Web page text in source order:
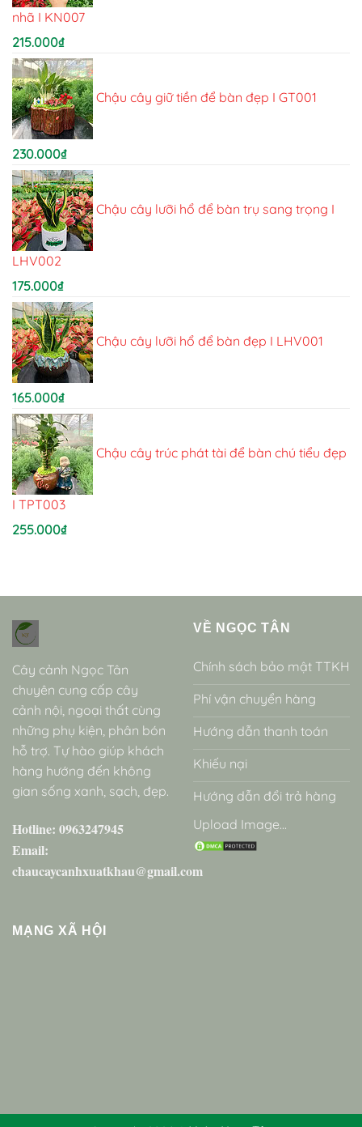
nhã I KN007
215.000₫
Chậu cây giữ tiền để bàn đẹp I GT001
230.000₫
Chậu cây lưỡi hổ để bàn trụ sang trọng I
LHV002
175.000₫
Chậu cây lưỡi hổ để bàn đẹp I LHV001
165.000₫
Chậu cây trúc phát tài để bàn chú tiểu đẹp
I TPT003
255.000₫
Cây cảnh Ngọc Tân
chuyên cung cấp cây
cảnh nội, ngoại thất cùng
những phụ kiện, phân bón
hỗ trợ. Tự hào giúp khách
hàng hướng đến không
gian sống xanh, sạch, đẹp.
Hotline: 0963247945
Email:
chaucaycanhxuatkhau@gmail.com
VỀ NGỌC TÂN
Chính sách bảo mật TTKH
Phí vận chuyển hàng
Hướng dẫn thanh toán
Khiếu nại
Hướng dẫn đổi trả hàng
Upload Image...
MẠNG XÃ HỘI